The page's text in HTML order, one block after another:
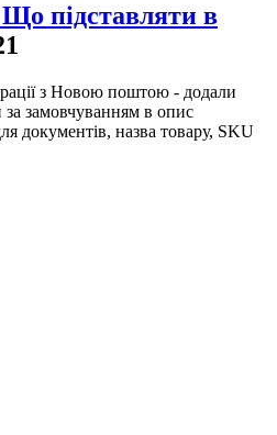
підставляти в
з Новою поштою - додали
за замовчуванням в опис
документів, назва товару, SKU